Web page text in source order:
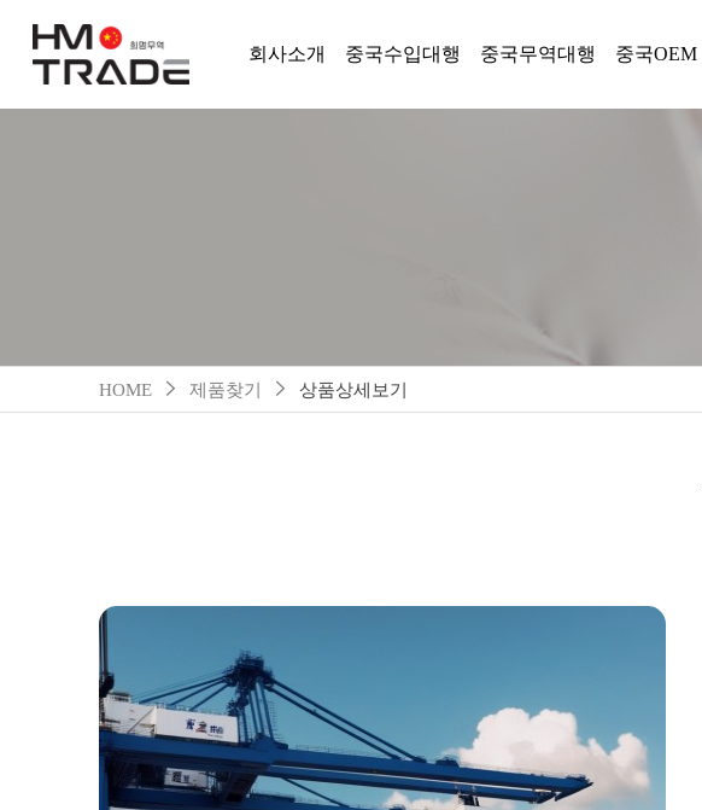
회사소개 중국수입대행 중국무역대행 중국OEM
HOME 제품찾기 상품상세보기